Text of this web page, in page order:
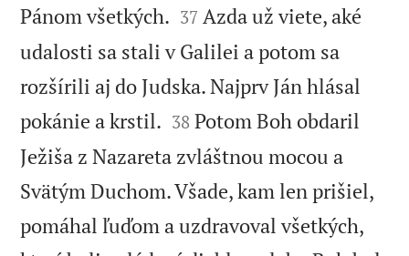
Pánom všetkých. 

37 Azda už viete, aké
udalosti sa stali v Galilei a potom sa
rozšírili aj do Judska. Najprv Ján hlásal
pokánie a krstil. 

38 Potom Boh obdaril
Ježiša z Nazareta zvláštnou mocou a
Svätým Duchom. Všade, kam len prišiel,
pomáhal ľuďom a uzdravoval všetkých,